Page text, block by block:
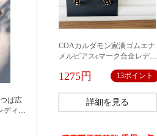
ば広
ディー
防紫
COAカルダモン家滴ゴムエナ
メルピアスcマーク合金レディ
ルファベットイヤリング
1275円 13ポイント
詳細を見る